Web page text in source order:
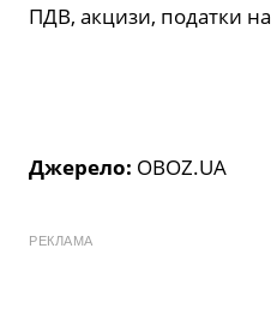
ПДВ, акцизи, податки
Джерело: OBOZ.UA
РЕКЛАМА